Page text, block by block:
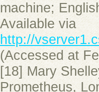
machine;
Available via
http://
(Accessed at
[18] Mary
Prometheus,